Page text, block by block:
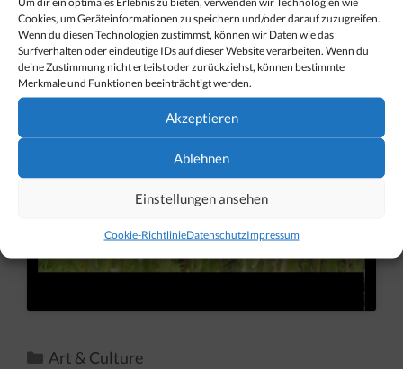
Cookies, um Geräteinformationen zu speichern und/oder darauf zuzugreifen.
Wenn du diesen Technologien zustimmst, können wir Daten wie das
Surfverhalten oder eindeutige IDs auf dieser Website verarbeiten. Wenn du
deine Zustimmung nicht erteilst oder zurückziehst, können bestimmte
Merkmale und Funktionen beeinträchtigt werden.
Akzeptieren
Ablehnen
Einstellungen ansehen
Cookie-RichtlinieDatenschutzImpressum
seen
akzeptieren und diesen Inhalt zu aktivieren
Kategorien
Art & Culture